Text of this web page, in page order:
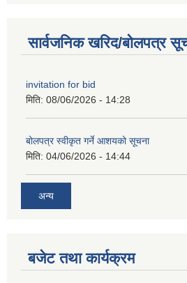
सार्वजनिक खरिद/बोलपत्र
invitation for bid
मिति: 08/06/2026 - 14:28
बोलपत्र स्वीकृत गर्ने आशयको सूचना
मिति: 04/06/2026 - 14:44
अन्य
बजेट तथा कार्यक्रम